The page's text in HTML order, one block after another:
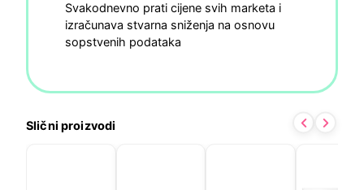
Svakodnevno prati cijene svih marketa i
izračunava stvarna sniženja na osnovu
sopstvenih podataka
Slični proizvodi